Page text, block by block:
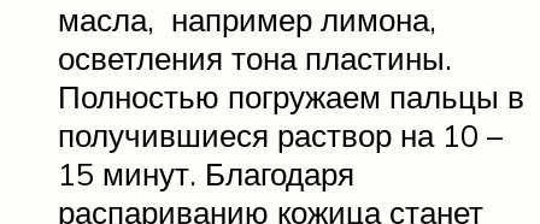
масла, например лимона,
осветления тона пластины.
Полностью погружаем пальцы в
получившиеся раствор на 10 –
15 минут. Благодаря
распариванию кожица станет